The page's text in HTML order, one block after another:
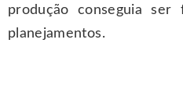
produção conseguia ser
planejamentos.